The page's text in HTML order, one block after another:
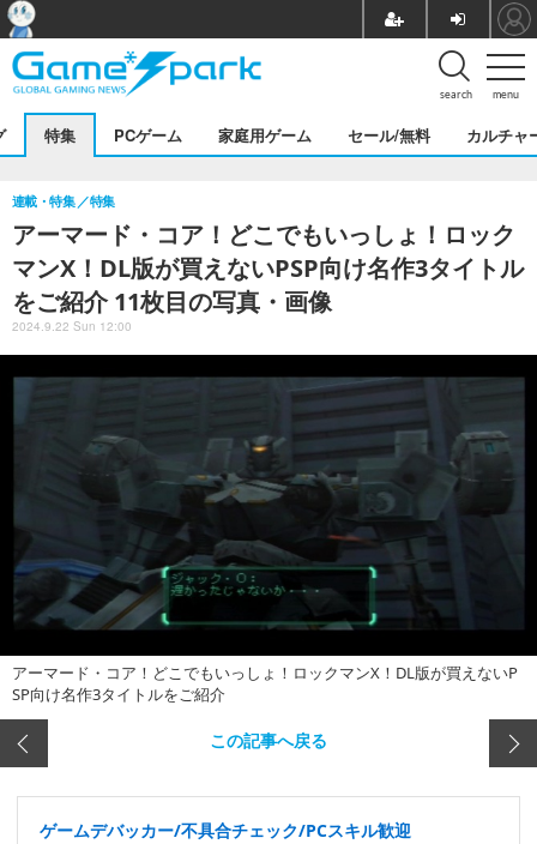
menu
search
特集 PCゲーム 家庭用ゲーム セール/無料 カルチャ
アーマード・コア！どこでもいっしょ！ロック
マンX！DL版が買えないPSP向け名作3タイトル
をご紹介 11枚目の写真・画像
連載・特集 特集
2024.9.22 Sun 12:00
アーマード・コア！どこでもいっしょ！ロックマンX！DL版が買えないP
SP向け名作3タイトルをご紹介
この記事へ戻る
ゲームデバッカー/不具合チェック/PCスキル歓迎